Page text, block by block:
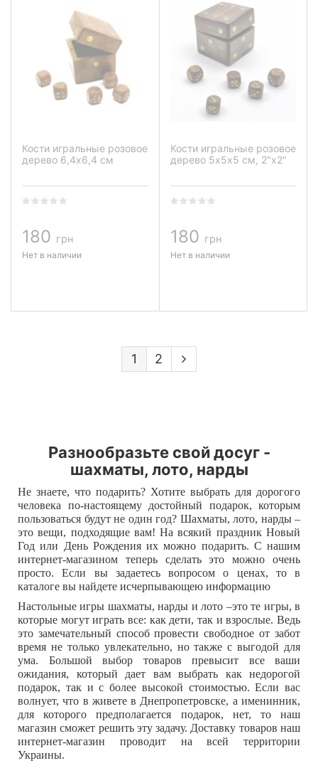
Разнообразьте свой досуг -
шахматы, лото, нарды
Не знаете, что подарить? Хотите выбрать для дорогого
человека по-настоящему достойный подарок, которым
пользоваться будут не один год? Шахматы, лото, нарды –
это вещи, подходящие вам! На всякий праздник Новый
Год или День Рождения их можно подарить. С нашим
интернет-магазином теперь сделать это можно очень
просто. Если вы задаетесь вопросом о ценах, то в
каталоге вы найдете исчерпывающею информацию
Настольные игры шахматы, нарды и лото –это те игры, в
которые могут играть все: как дети, так и взрослые. Ведь
это замечательный способ провести свободное от забот
время не только увлекательно, но также с выгодой для
ума. Большой выбор товаров превысит все ваши
ожидания, который дает вам выбрать как недорогой
подарок, так и с более высокой стоимостью. Если вас
волнует, что в живете в Днепропетровске, а именинник,
для которого предполагается подарок, нет, то наш
магазин сможет решить эту задачу. Доставку товаров наш
интернет-магазин проводит на всей территории
Украины.
Кости игральные розовое
дерево 6,4х6,4 см
180 грн
Нет в наличии
Кости игральные розовое
дерево 5х5х5 см, 2"х2"
180 грн
Нет в наличии
1 2